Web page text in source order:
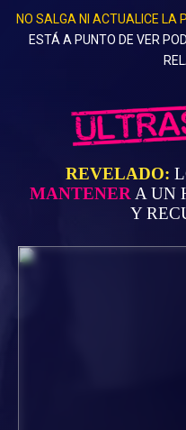
NO SALGA NI ACTUALICE LA
ESTÁ A PUNTO DE VER
REVELADO:
MANTENER A UN
Y